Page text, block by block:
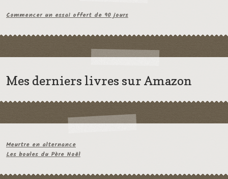
Commencer un essai offert de 90 jours
Mes derniers livres sur Amazon
Meurtre en alternance
Les boules du Père Noël